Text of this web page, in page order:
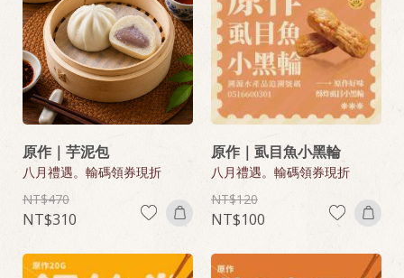
原作｜芋泥包
八月禮遇。輸碼領券現折
470
310
原作｜虱目魚小黑輪
八月禮遇。輸碼領券現折
120
100